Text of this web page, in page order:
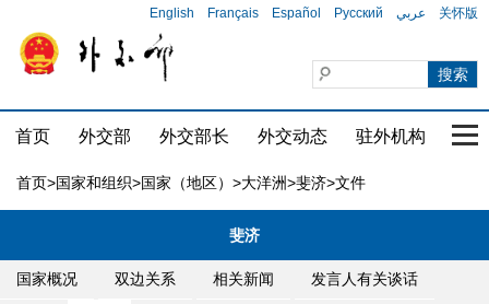
English Français Español Русский عربي 关怀版
首页 外交部 外交部长 外交动态 驻外机构 国
首页>国家和组织>国家（地区） >大洋洲>斐济>文件
斐济
国家概况 双边关系 相关新闻 发言人有关谈话